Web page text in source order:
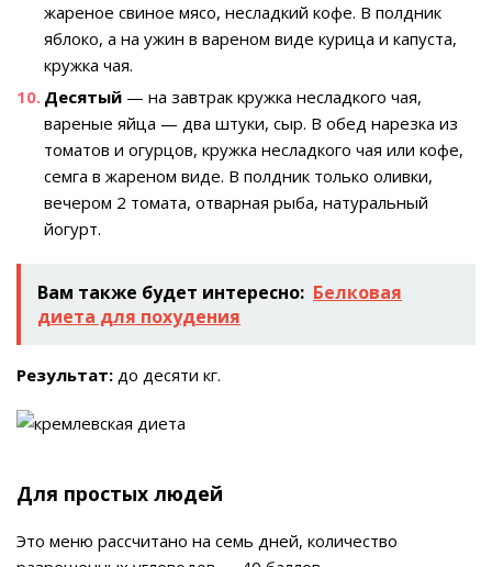
жареное свиное мясо, несладкий кофе. В полдник
яблоко, а на ужин в вареном виде курица и капуста,
кружка чая.
Десятый — на завтрак кружка несладкого чая,
вареные яйца — два штуки, сыр. В обед нарезка из
томатов и огурцов, кружка несладкого чая или кофе,
семга в жареном виде. В полдник только оливки,
вечером 2 томата, отварная рыба, натуральный
йогурт.
Вам также будет интересно: Белковая
диета для похудения
Результат: до десяти кг.
Для простых людей
Это меню рассчитано на семь дней, количество